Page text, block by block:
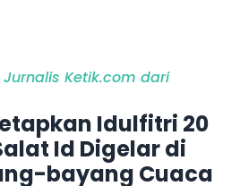
Ketik.com dari
Idulfitri 20
Id Digelar di
bayang Cuaca